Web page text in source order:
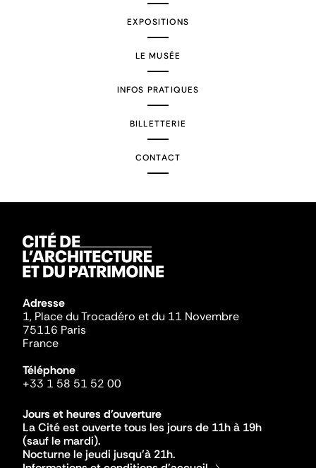
EXPOSITIONS
LE MUSÉE
INFOS PRATIQUES
BILLETTERIE
CONTACT
Adresse
1, Place du Trocadéro et du 11 Novembre
75116 Paris
France
Téléphone
+33 1 58 51 52 00
Jours et heures d'ouverture
La Cité est ouverte tous les jours de 11h à 19h
(sauf le mardi).
Nocturne le jeudi jusqu'à 21h.